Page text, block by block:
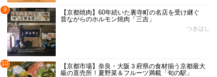
9
【京都焼肉】60年続いた裏寺町の名店を受け継ぐ
昔ながらのホルモン焼肉「三吉」
つきはし
10
【京都市場】奈良・大阪３府県の食材揃う京都最大
級の直売所！夏野菜＆フルーツ満載「旬の駅」